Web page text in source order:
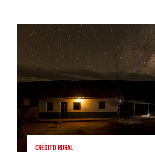
CRÉDITO RURAL